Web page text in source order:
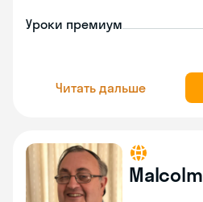
Уроки премиум
Читать дальше
Malcolm